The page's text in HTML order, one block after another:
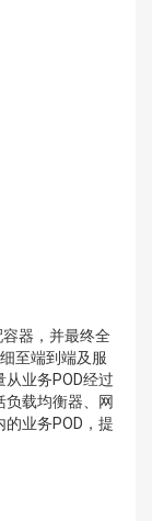
器，并最终全
至端到端及服
业务POD经过
载均衡器、网
业务POD，提